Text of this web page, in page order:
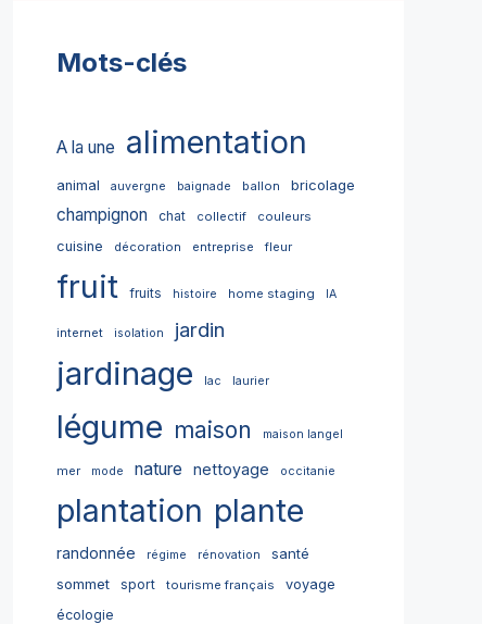
Mots-clés
A la une alimentation
animal auvergne baignade ballon bricolage
champignon chat collectif couleurs
cuisine décoration entreprise fleur
fruit fruits histoire home staging IA
internet isolation jardin
jardinage lac laurier
légume maison maison langel
mer mode nature nettoyage occitanie
plantation plante
randonnée régime rénovation
santé
sommet
sport tourisme français
voyage
écologie